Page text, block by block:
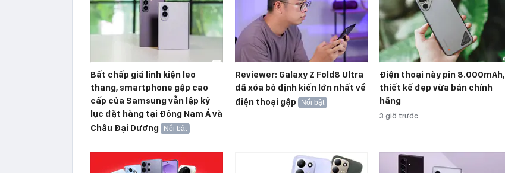
Bất chấp giá linh kiện leo
thang, smartphone gập cao
cấp của Samsung vẫn lập kỷ
lục đặt hàng tại Đông Nam Á và
Châu Đại Dương
Nổi bật
Reviewer: Galaxy Z Fold8 Ultra
đã xóa bỏ định kiến lớn nhất về
điện thoại gập
Nổi bật
Điện thoại này pin 8.000mAh,
thiết kế đẹp vừa bán chính
hãng
3 giờ trước